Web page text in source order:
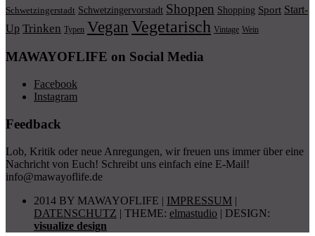
Schwetzingerstadt Schwetzingervorstadt Shoppen Shopping Sport Start-
Up Trinken Typen Vegan Vegetarisch Vintage Wein
MAWAYOFLIFE on Social Media
Facebook
Instagram
Feedback
Lob, Kritik oder neue Anregungen, wir freuen uns immer über eine
Nachricht von Euch! Schreibt uns einfach eine E-Mail!
info@mawayoflife.de
2014 BY MAWAYOFLIFE | IMPRESSUM |
DATENSCHUTZ | THEME: elmastudio | DESIGN:
visualize design